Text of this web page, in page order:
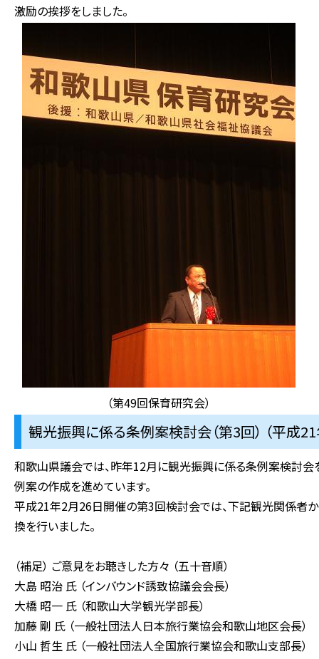
激励の挨拶をしました。
（第49回保育研究会）
観光振興に係る条例案検討会（第3回） （平成
和歌山県議会では、昨年12月に観光振興に係る条例案検討会
例案の作成を進めています。
平成21年2月26日開催の第3回検討会では、下記観光関係者
換を行いました。
（補足） ご意見をお聴きした方々 （五十音順）
大島 昭治 氏 （インバウンド誘致協議会会長）
大橋 昭一 氏 （和歌山大学観光学部長）
加藤 剛 氏 （一般社団法人日本旅行業協会和歌山地区会長）
小山 哲生 氏 （一般社団法人全国旅行業協会和歌山支部長）